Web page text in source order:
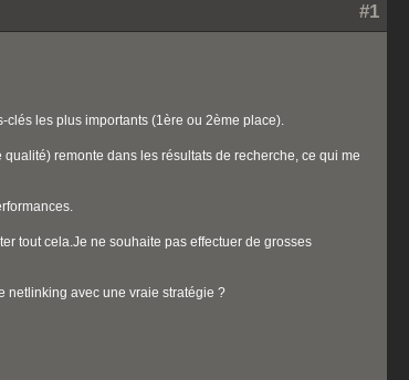
#1
clés les plus importants (1ère ou 2ème place).
remonte dans les résultats de recherche, ce qui me
tout cela.Je ne souhaite pas effectuer de grosses
netlinking avec une vraie stratégie ?